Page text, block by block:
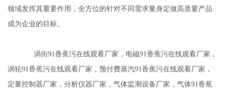
领域发挥其重要作用，全方位的针对不同需求量身定做高质量产品
成为企业的目标。
涡街91香蕉污在线观看厂家，电磁91香蕉污在线观看厂家，
涡轮91香蕉污在线观看厂家，预付费蒸汽91香蕉污在线观看厂家，
定量控制器厂家，分析仪器厂家，气体监测设备厂家，气体91香蕉